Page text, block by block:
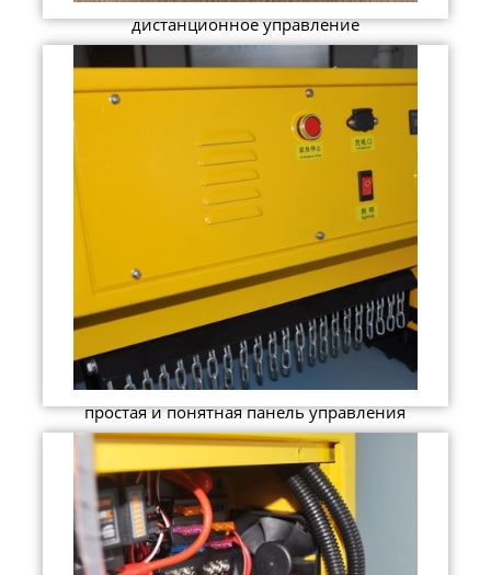
дистанционное управление
простая и понятная панель управления